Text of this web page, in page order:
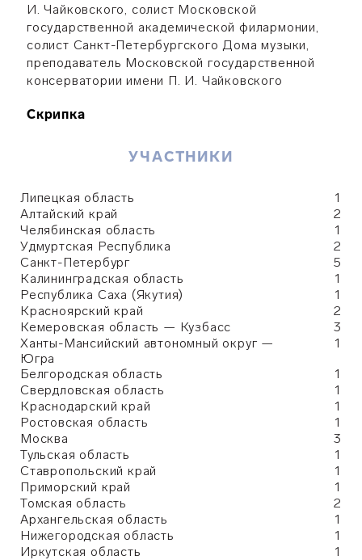
И. Чайковского, солист Московской
государственной академической филармонии,
солист Санкт-Петербургского Дома музыки,
преподаватель Московской государственной
консерватории имени П. И. Чайковского
Скрипка
УЧАСТНИКИ
Липецкая область
1
Алтайский край
2
Челябинская область
1
Удмуртская Республика
2
Санкт-Петербург
5
Калининградская область
1
Республика Саха (Якутия)
1
Красноярский край
2
Кемеровская область — Кузбасс
3
Ханты-Мансийский автономный округ —
Югра
1
Белгородская область
1
Свердловская область
1
Краснодарский край
1
Ростовская область
1
Москва
3
Тульская область
1
Ставропольский край
1
Приморский край
1
Томская область
2
Архангельская область
1
Нижегородская область
1
Иркутская область
1